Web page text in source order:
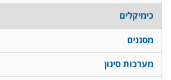
כימיקלים
מסננים
מערכות סינון